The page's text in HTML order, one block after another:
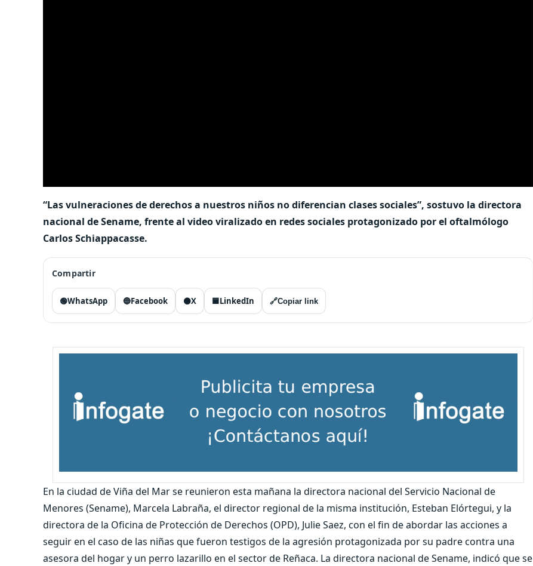
“Las vulneraciones de derechos a nuestros niños no diferencian clases sociales”, sostuvo la directora
nacional de Sename, frente al video viralizado en redes sociales protagonizado por el oftalmólogo
Carlos Schiappacasse.
Compartir
🟢WhatsApp 🔵Facebook ⚫X 🟦LinkedIn 🔗Copiar link
En la ciudad de Viña del Mar se reunieron esta mañana la directora nacional del Servicio Nacional de
Menores (Sename), Marcela Labraña, el director regional de la misma institución, Esteban Elórtegui, y la
directora de la Oficina de Protección de Derechos (OPD), Julie Saez, con el fin de abordar las acciones a
seguir en el caso de las niñas que fueron testigos de la agresión protagonizada por su padre contra una
asesora del hogar y un perro lazarillo en el sector de Reñaca. La directora nacional de Sename, indicó que se